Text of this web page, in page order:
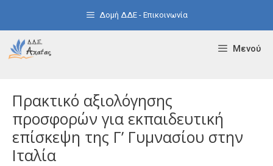
Δομή ΔΔΕ - Επικοινωνία
Μενού
Πρακτικό αξιολόγησης
προσφορών για εκπαιδευτική
επίσκεψη της Γ’ Γυμνασίου στην
Ιταλία